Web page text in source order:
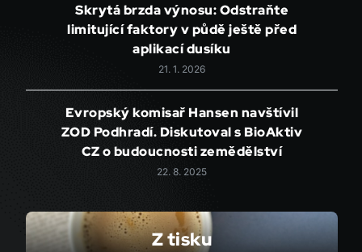
Skrytá brzda výnosu: Odstraňte
limitující faktory v půdě ještě před
aplikací dusíku
21. 1. 2026
Evropský komisař Hansen navštívil
ZOD Podhradí. Diskutoval s BioAktiv
CZ o budoucnosti zemědělství
22. 8. 2025
Z tisku